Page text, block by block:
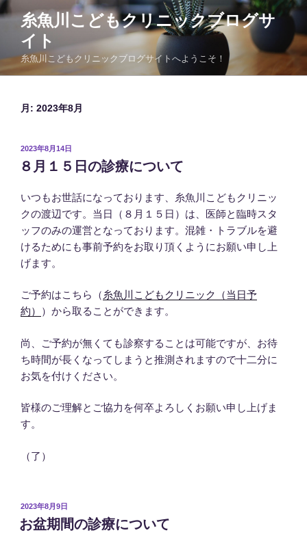
コ
ン
ツ
糸魚川こどもクリニックブログサ
イト
糸魚川こどもクリニックブログサイトへようこそ！
月: 2023年8月
投
稿
日:
2023年8月14日
８月１５日の診療について
いつもお世話になっております、糸魚川こどもクリニッ
クの渡辺です。当日（８月１５日）は、医師と臨時スタ
ッフのみの運営となっております。混雑・トラブルを避
けるためにも事前予約をお取り頂くようにお願い申し上
げます。
ご予約はこちら（ 糸魚川こどもクリニック（当日予
約）
）から取ることができます。
尚、ご予約が無くても診察することは可能ですが、お待
ち時間が長くなってしまうと推測されますので十二分に
お気を付けください。
皆様のご理解とご協力を何卒よろしくお願い申し上げま
す。
（了）
投
稿
日:
2023年8月9日
お盆期間の診療について